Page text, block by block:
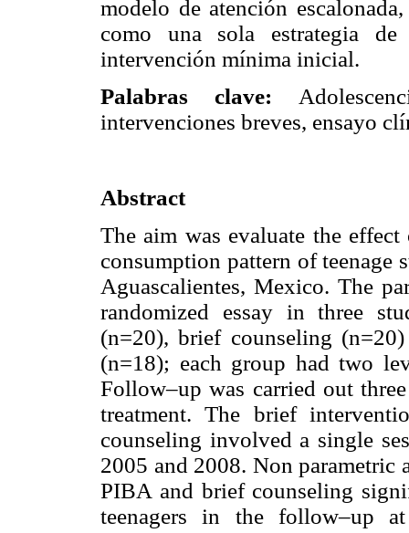
modelo de atención
como una sola estrategia
intervención mínima inicial.
Palabras clave:
intervenciones breves, ensayo
Abstract
The aim was evaluate the
consumption pattern of
Aguascalientes, Mexico. The
randomized essay in three
(n=20), brief counseling
(n=18); each group had two
Follow–up was carried out
treatment. The brief
counseling involved a single
2005 and 2008. Non parametric
PIBA and brief counseling
teenagers in the follow–up